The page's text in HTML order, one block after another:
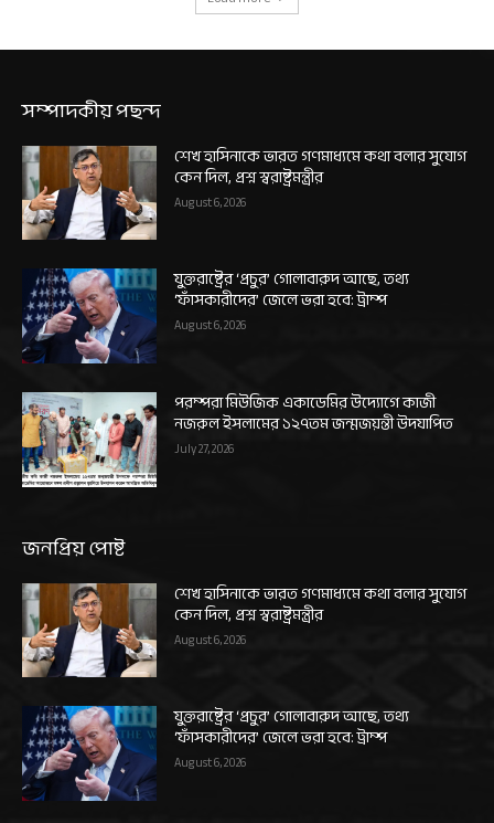
সম্পাদকীয় পছন্দ
শেখ হাসিনাকে ভারত গণমাধ্যমে কথা বলার সুযোগ
কেন দিল, প্রশ্ন স্বরাষ্ট্রমন্ত্রীর
August 6, 2026
যুক্তরাষ্ট্রের ‘প্রচুর’ গোলাবারুদ আছে, তথ্য
‘ফাঁসকারীদের’ জেলে ভরা হবে: ট্রাম্প
August 6, 2026
পরম্পরা মিউজিক একাডেমির উদ্যোগে কাজী
নজরুল ইসলামের ১২৭তম জন্মজয়ন্তী উদযাপিত
July 27, 2026
জনপ্রিয় পোষ্ট
শেখ হাসিনাকে ভারত গণমাধ্যমে কথা বলার সুযোগ
কেন দিল, প্রশ্ন স্বরাষ্ট্রমন্ত্রীর
August 6, 2026
যুক্তরাষ্ট্রের ‘প্রচুর’ গোলাবারুদ আছে, তথ্য
‘ফাঁসকারীদের’ জেলে ভরা হবে: ট্রাম্প
August 6, 2026